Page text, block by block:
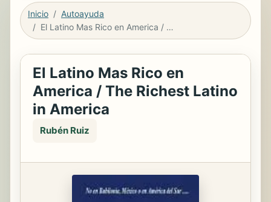
Inicio
Autoayuda
El Latino Mas Rico en America / The Richest Latino in America
El Latino Mas Rico en
America / The Richest Latino
in America
Rubén Ruiz